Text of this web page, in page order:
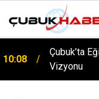
Çubuk’ta
Vizyonu
12:06
ÇUBUK’TA